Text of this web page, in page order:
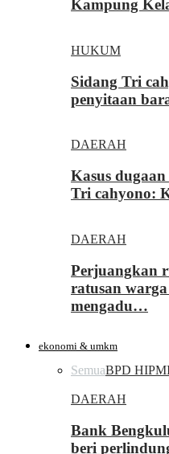
Kampung
HUKUM
Sidang Tri
penyitaan
DAERAH
Kasus
Tri cahyono:
DAERAH
Perjuangkan
ratusan
mengadu…
ekonomi & umkm
SemuaBPD
DAERAH
Bank
beri